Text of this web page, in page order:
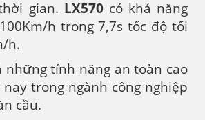
gian. LX570có khả năng
h trong 7,7s tốc độ tối
h.
những tính năng an toàn cao
trong ngành công nghiệp
cầu.